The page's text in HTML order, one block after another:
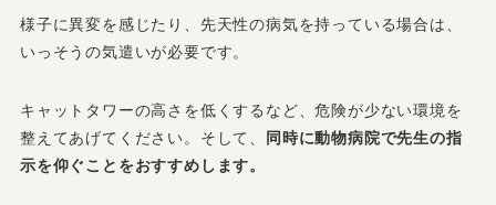
様子に異変を感じたり、先天性の病気を持っている場合は、
いっそうの気遣いが必要です。
キャットタワーの高さを低くするなど、危険が少ない環境を
整えてあげてください。そして、
同時に動物病院で先生の指
示を仰ぐことをおすすめします。